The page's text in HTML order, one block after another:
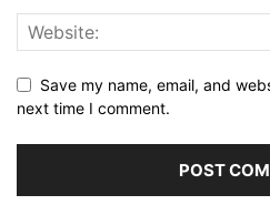
Save my name, email, and
next time I comment.